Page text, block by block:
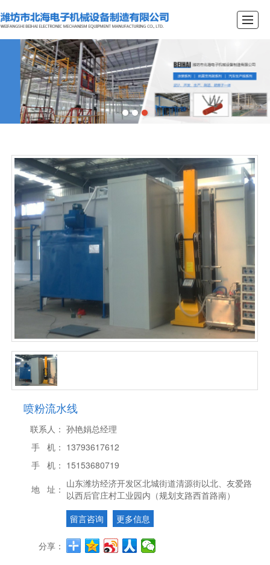
首页 关于我们产品展示新闻资讯工程案例
喷粉流水线
联系人： 孙艳娟总经理
手 机： 13793617612
手 机： 15153680719
地 址： 山东潍坊经济开发区北城街道清源街以北、友爱路
以西后官庄村工业园内（规划支路西首路南）
留言咨询
更多信息
分享：